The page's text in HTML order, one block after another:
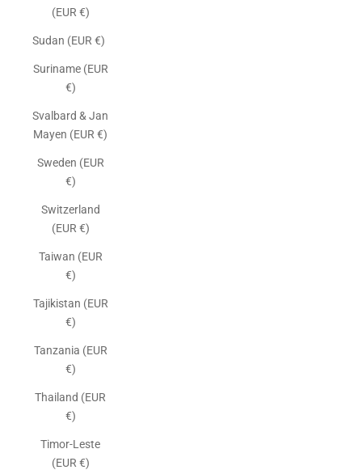
(EUR €)
Sudan (EUR €)
Suriname (EUR
€)
Svalbard & Jan
Mayen (EUR €)
Sweden (EUR
€)
Switzerland
(EUR €)
Taiwan (EUR
€)
Tajikistan (EUR
€)
Tanzania (EUR
€)
Thailand (EUR
€)
Timor-Leste
(EUR €)